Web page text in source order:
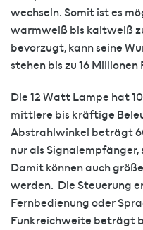
wechseln. Somit ist es
warmweiß bis kaltweiß
bevorzugt, kann seine
stehen bis zu 16
Die 12 Watt Lampe hat
mittlere bis kräftige
Abstrahlwinkel beträgt
nur als
Damit können auch
werden. Die Steuerung
Fernbedienung oder
Funkreichweite beträgt